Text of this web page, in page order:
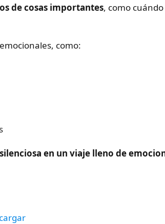
de cosas importantes, como
como:
en un viaje lleno de